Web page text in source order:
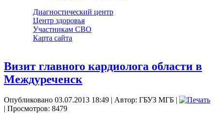
Диагностический центр
Центр здоровья
Участникам СВО
Карта сайта
Визит главного кардиолога области в
Междуреченск
Опубликовано 03.07.2013 18:49 | Автор: ГБУЗ МГБ |
| Просмотров: 8479